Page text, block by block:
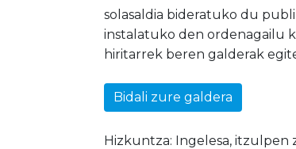
solasaldia bideratuko du
instalatuko den ordenagailu
hiritarrek beren galderak
Bidali zure galdera
Hizkuntza: Ingelesa, itzulpen